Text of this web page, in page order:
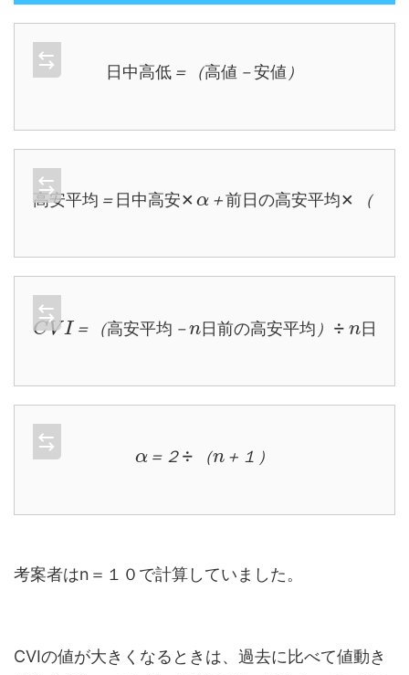
日 高 低 （ 高 値 安 値 ）
中高低＝ （高値 －安値
高 安 均 日 高 安 ＋ 前 日 の 高 安 平均 （
高安平 均＝ 日中高 ×α＋前日の高
平均× －α ）
高 安 平均 前 の 高 安 平均 ）
CV （高安平 均－n 日前の高 安
均 ÷n日前 高安 均×１０
２ （ ＋ １ ）
２ ÷ （n １
考案者はn＝１０で計算していました。
CVIの値が大きくなるときは、過去に比べて値動き